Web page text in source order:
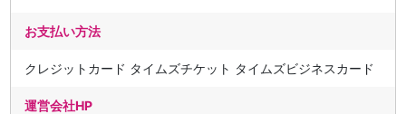
お支払い方法
クレジットカード タイムズチケット タイムズビジネスカード
運営会社HP